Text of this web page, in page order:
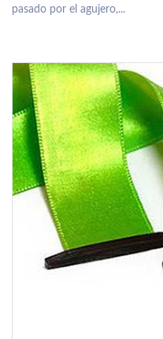
pasado por el agujero,...